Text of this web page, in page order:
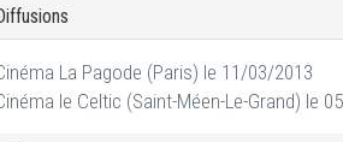
La Pagode (Paris) le 11/03/2013
le Celtic (Saint-Méen-Le-Grand) le